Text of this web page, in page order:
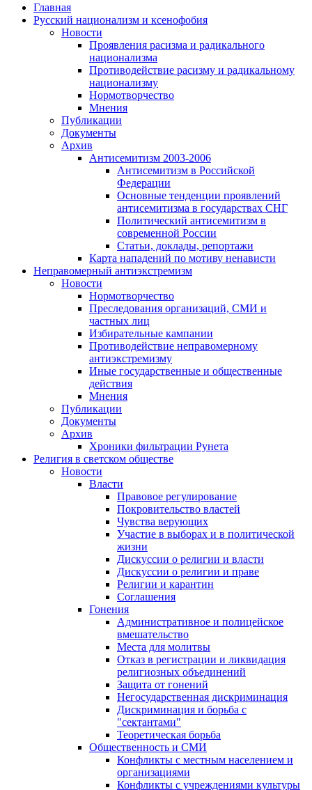
Главная
Русский национализм и ксенофобия
Новости
Проявления расизма и радикального
национализма
Противодействие расизму и радикальному
национализму
Нормотворчество
Мнения
Публикации
Документы
Архив
Антисемитизм 2003-2006
Антисемитизм в Российской
Федерации
Основные тенденции проявлений
антисемитизма в государствах СНГ
Политический антисемитизм в
современной России
Статьи, доклады, репортажи
Карта нападений по мотиву ненависти
Неправомерный антиэкстремизм
Новости
Нормотворчество
Преследования организаций, СМИ и
частных лиц
Избирательные кампании
Противодействие неправомерному
антиэкстремизму
Иные государственные и общественные
действия
Мнения
Публикации
Документы
Архив
Хроники фильтрации Рунета
Религия в светском обществе
Новости
Власти
Правовое регулирование
Покровительство властей
Чувства верующих
Участие в выборах и в политической
жизни
Дискуссии о религии и власти
Дискуссии о религии и праве
Религии и карантин
Соглашения
Гонения
Административное и полицейское
вмешательство
Места для молитвы
Отказ в регистрации и ликвидация
религиозных объединений
Защита от гонений
Негосударственная дискриминация
Дискриминация и борьба с
"сектантами"
Теоретическая борьба
Общественность и СМИ
Конфликты с местным населением и
организациями
Конфликты с учреждениями культуры